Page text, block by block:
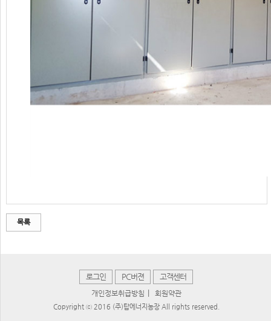
목록
로그인 PC버젼 고객센터
개인정보취급방침 회원약관
Copyright ⓒ 2016 (주)탑에너지농장 All rights reserved.